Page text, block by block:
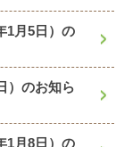
1月5日）の
）のお知ら
1月8日）の